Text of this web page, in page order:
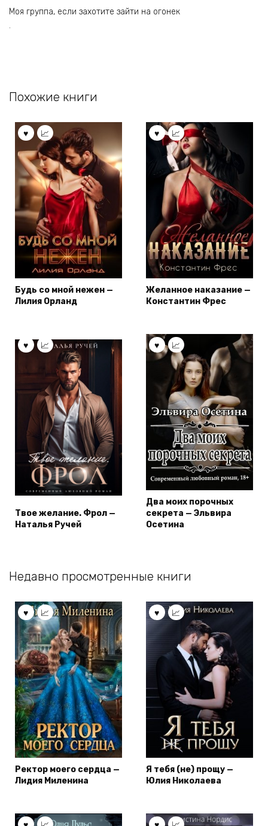
Моя группа, если захотите зайти на огонек
.
Похожие книги
Будь со мной нежен —
Лилия Орланд
Желанное наказание —
Константин Фрес
Твое желание. Фрол —
Наталья Ручей
Два моих порочных
секрета — Эльвира
Осетина
Недавно просмотренные книги
Ректор моего сердца —
Лидия Миленина
Я тебя (не) прощу —
Юлия Николаева